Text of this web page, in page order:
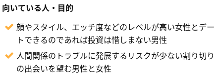
向いている人・目的
顔やスタイル、エッチ度などのレベルが高い女性とデー
トできるのであれば投資は惜しまない男性
人間関係のトラブルに発展するリスクが少ない割り切り
の出会いを望む男性と女性